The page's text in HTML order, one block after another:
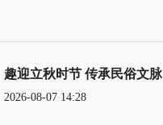
趣迎立秋时节 传承民俗文脉
2026-08-07 14:28